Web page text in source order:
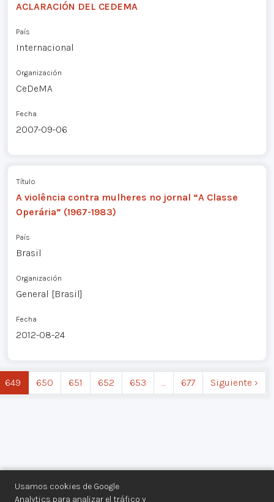
Usamos cookies de Google
Analytics para analizar el tráfico y
ACLARACIÓN DEL CEDEMA
País
Internacional
Organización
CeDeMA
Fecha
2007-09-06
Título
A violência contra mulheres no jornal “A Classe
Operária” (1967-1983)
País
Brasil
Organización
General [Brasil]
Fecha
2012-08-24
649 650 651 652 653 677 Siguiente ›